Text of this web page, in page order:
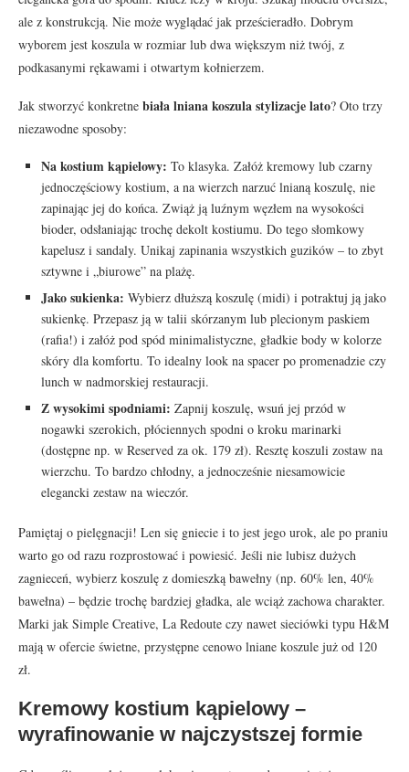
ale z konstrukcją. Nie może wyglądać jak prześcieradło. Dobrym
wyborem jest koszula w rozmiar lub dwa większym niż twój, z
podkasanymi rękawami i otwartym kołnierzem.
Jak stworzyć konkretne biała lniana koszula stylizacje lato? Oto trzy
niezawodne sposoby:
Na kostium kąpielowy: To klasyka. Załóż kremowy lub czarny
jednoczęściowy kostium, a na wierzch narzuć lnianą koszulę, nie
zapinając jej do końca. Zwiąż ją luźnym węzłem na wysokości
bioder, odsłaniając trochę dekolt kostiumu. Do tego słomkowy
kapelusz i sandaly. Unikaj zapinania wszystkich guzików – to zbyt
sztywne i „biurowe” na plażę.
Jako sukienka: Wybierz dłuższą koszulę (midi) i potraktuj ją jako
sukienkę. Przepasz ją w talii skórzanym lub plecionym paskiem
(rafia!) i załóż pod spód minimalistyczne, gładkie body w kolorze
skóry dla komfortu. To idealny look na spacer po promenadzie czy
lunch w nadmorskiej restauracji.
Z wysokimi spodniami: Zapnij koszulę, wsuń jej przód w
nogawki szerokich, płóciennych spodni o kroku marinarki
(dostępne np. w Reserved za ok. 179 zł). Resztę koszuli zostaw na
wierzchu. To bardzo chłodny, a jednocześnie niesamowicie
elegancki zestaw na wieczór.
Pamiętaj o pielęgnacji! Len się gniecie i to jest jego urok, ale po praniu
warto go od razu rozprostować i powiesić. Jeśli nie lubisz dużych
zagnieceń, wybierz koszulę z domieszką bawełny (np. 60% len, 40%
bawełna) – będzie trochę bardziej gładka, ale wciąż zachowa charakter.
Marki jak Simple Creative, La Redoute czy nawet sieciówki typu H&M
mają w ofercie świetne, przystępne cenowo lniane koszule już od 120
zł.
Kremowy kostium kąpielowy –
wyrafinowanie w najczystszej formie